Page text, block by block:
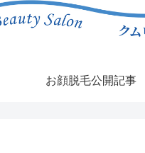
お顔脱毛公開記事